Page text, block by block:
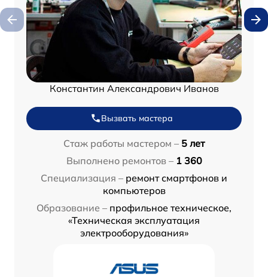
Константин Александрович Иванов
Вызвать мастера
Стаж работы мастером – 5 лет
Выполнено ремонтов – 1 360
Специализация – ремонт смартфонов и
компьютеров
Образование – профильное техническое,
«Техническая эксплуатация
электрооборудования»